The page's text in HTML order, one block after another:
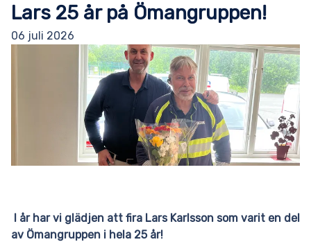
Lars 25 år på Ömangruppen!
06 juli 2026
I år har vi glädjen att fira Lars Karlsson som varit en del
av Ömangruppen i hela 25 år!